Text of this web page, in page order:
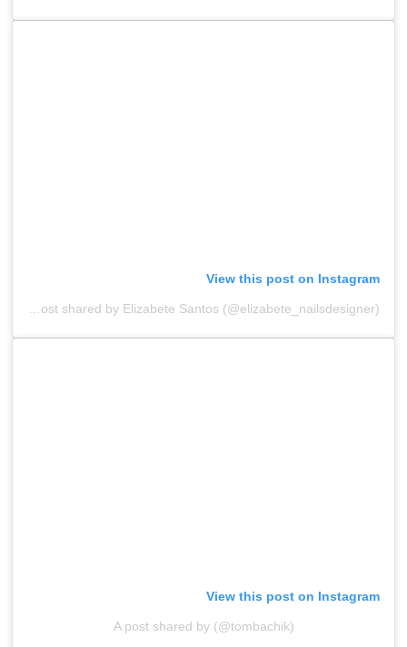
View this post on Instagram
A post shared by Elizabete Santos (@elizabete_nailsdesigner)
View this post on Instagram
A post shared by (@tombachik)